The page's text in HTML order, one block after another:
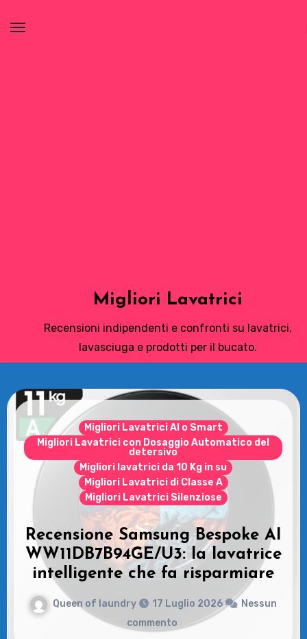
Migliori Lavatrici
Recensioni indipendenti e confronti su lavatrici,
lavasciuga e prodotti per il bucato.
Le Asciugatrici
Samsung Asciugatrice AI
Control: Recensioni e vantaggi
del modello pompa di calore
Queen of laundry 14 Luglio 2026
Nessun